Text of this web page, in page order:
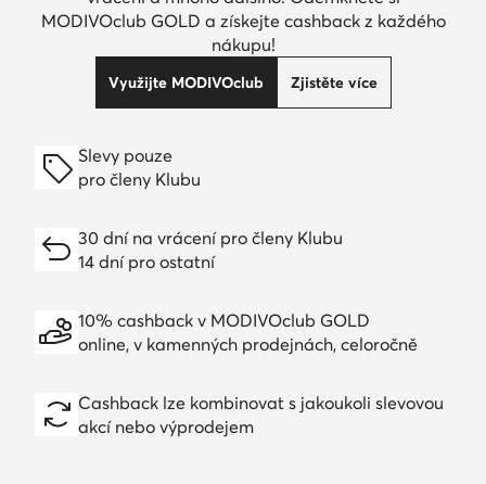
MODIVOclub GOLD a získejte cashback z každého
nákupu!
Využijte MODIVOclub Zjistěte více
Slevy pouze
pro členy Klubu
30 dní na vrácení pro členy Klubu
14 dní pro ostatní
10% cashback v MODIVOclub GOLD
online, v kamenných prodejnách, celoročně
Cashback lze kombinovat s jakoukoli slevovou
akcí nebo výprodejem